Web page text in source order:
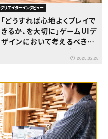
クリエイターインタビュー
「どうすれば心地よくプレイで
きるか、を大切に」ゲームUIデ
ザインにおいて考えるべきこ
ととは？カプコンUIデザイン
室長・植田雅生氏インタビュ
2025.02.28